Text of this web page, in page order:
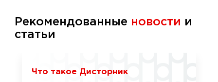
Рекомендованные новости и
статьи
Что такое Дисторник